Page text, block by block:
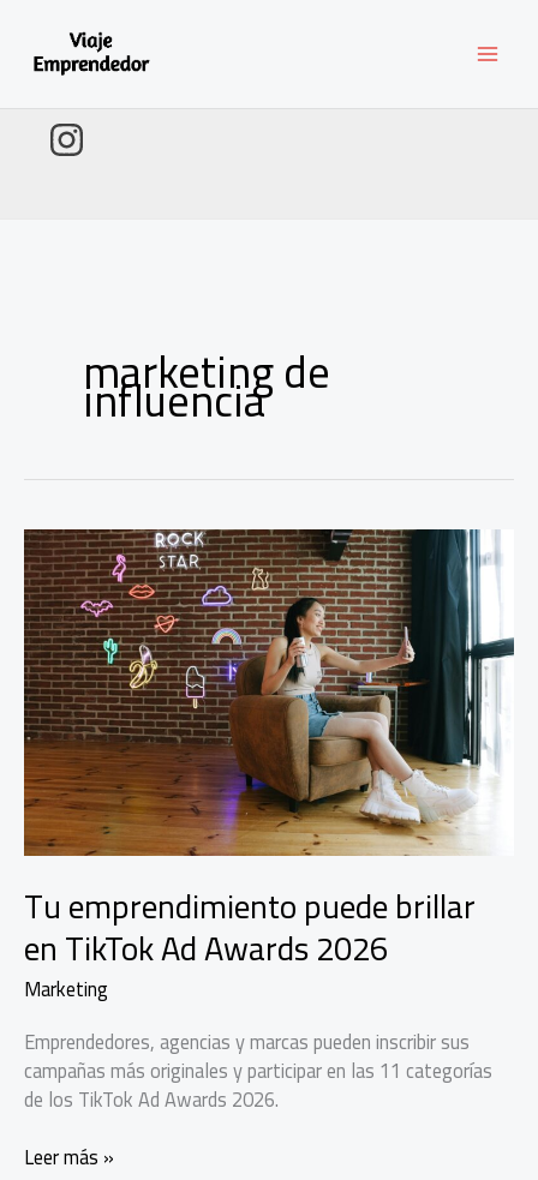
contenido
marketing de
influencia
Tu emprendimiento puede brillar
en TikTok Ad Awards 2026
Marketing
Emprendedores, agencias y marcas pueden inscribir sus
campañas más originales y participar en las 11 categorías
de los TikTok Ad Awards 2026.
Tu
Leer más »